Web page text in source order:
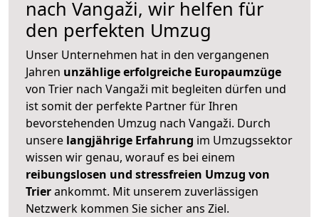
nach Vangaži, wir helfen für
den perfekten Umzug
Unser Unternehmen hat in den vergangenen
Jahren unzählige erfolgreiche Europaumzüge
von Trier nach Vangaži mit begleiten dürfen und
ist somit der perfekte Partner für Ihren
bevorstehenden Umzug nach Vangaži. Durch
unsere langjährige Erfahrung im Umzugssektor
wissen wir genau, worauf es bei einem
reibungslosen und stressfreien Umzug von
Trierankommt. Mit unserem zuverlässigen
Netzwerk kommen Sie sicher ans Ziel.